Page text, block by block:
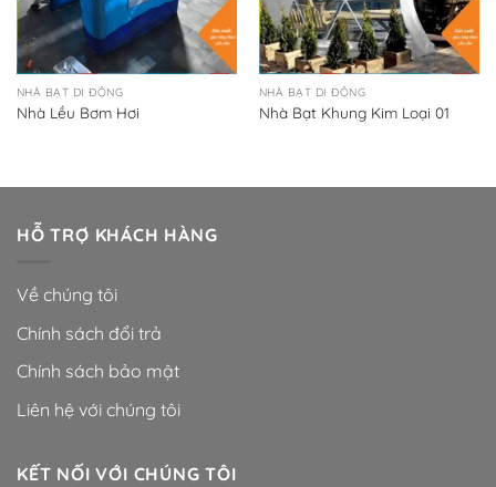
NHÀ BẠT DI ĐỘNG
Nhà Lều Bơm Hơi
NHÀ BẠT DI ĐỘNG
Nhà Bạt Khung Kim Loại 01
HỖ TRỢ KHÁCH HÀNG
Về chúng tôi
Chính sách đổi trả
Chính sách bảo mật
Liên hệ với chúng tôi
KẾT NỐI VỚI CHÚNG TÔI